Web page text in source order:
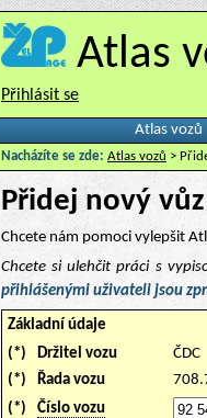
Atlas
Přihlásit se
Atlas vozů
Nacházíte se zde: Atlas vozů >
Přidej nový vůz
Chcete nám pomoci vylepšit
Chcete si ulehčit práci s
přihlášenými uživateli jsou
Základní údaje
(*)
Držitel vozu
ČDC
(*)
Řada vozu
(*)
Číslo vozu